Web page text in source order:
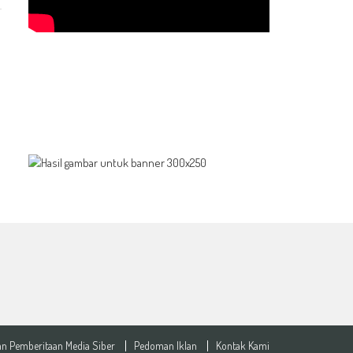
Pemberitaan Media Siber Pedoman Iklan Kontak Kami